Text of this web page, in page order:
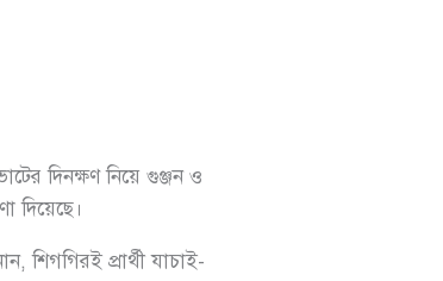
দিনক্ষণ নিয়ে গুঞ্জন ও
দিয়েছে।
শিগগিরই প্রার্থী যাচাই-